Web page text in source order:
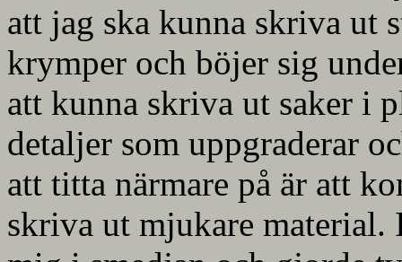
att jag ska kunna skriva ut
krymper och böjer sig
att kunna skriva ut saker i
detaljer som uppgraderar
att titta närmare på är att
skriva ut mjukare